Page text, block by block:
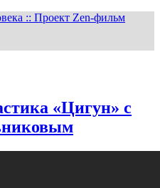
:: Проект Zen-фильм
«Цигун» с